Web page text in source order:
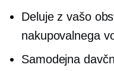
Deluje z vašo
nakupovalnega
Samodejna